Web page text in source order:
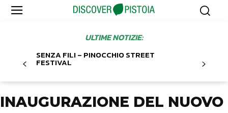
ULTIME NOTIZIE:
SENZA FILI – PINOCCHIO STREET
FESTIVAL
INAUGURAZIONE DEL NUOVO